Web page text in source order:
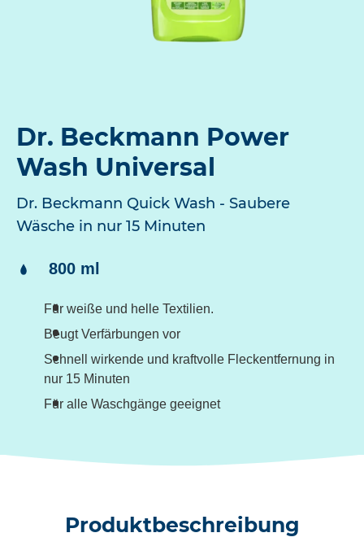
Dr. Beckmann Power
Wash Universal
Dr. Beckmann Quick Wash - Saubere
Wäsche in nur 15 Minuten
Inhalt:800 ml
Für weiße und helle Textilien.
Beugt Verfärbungen vor
Schnell wirkende und kraftvolle Fleckentfernung in
nur 15 Minuten
Für alle Waschgänge geeignet
Produktbeschreibung